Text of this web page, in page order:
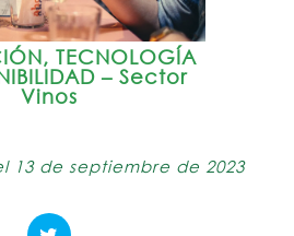
TECNOLOGÍA
– Sector
Vinos
13 de septiembre de 2023